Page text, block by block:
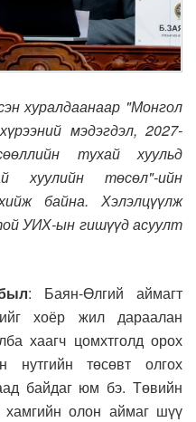
хуралдаанаар "Монгол
мэдэгдэл, 2027-
тухай хуульд
хуулийн төсөл"-ийн
байна. Хэлэлцүүлж
УИХ-ын гишүүд асуулт
: Баян-Өлгий аймагт
хоёр жил дараалан
хаагч цомхтголд орох
төсөвт олгох
байдаг юм бэ. Төвийн
хамгийн олон аймаг шүү